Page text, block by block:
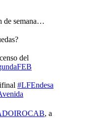
de semana…
del
#LFEndesa
, a